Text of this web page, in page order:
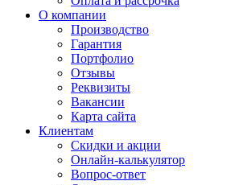
О компании
Производство
Гарантия
Портфолио
Отзывы
Реквизиты
Вакансии
Карта сайта
Клиентам
Скидки и акции
Онлайн-калькулятор
Вопрос-ответ